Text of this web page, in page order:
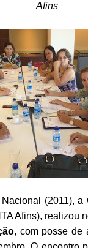
Afins
(2011),
Afins), realizou
, com posse de